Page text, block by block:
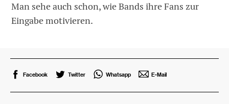
Man sehe auch schon, wie Bands ihre Fans zur
Eingabe motivieren.
Facebook Twitter Whatsapp E-Mail